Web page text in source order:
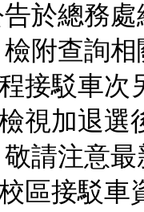
於總務
附查詢
接駁車次
視加退選
請注意
區接駁車